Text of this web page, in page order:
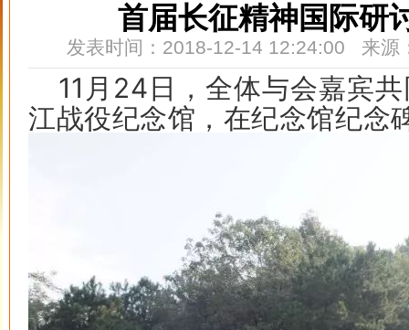
“伊斯兰国”黑客入侵美国中央司令部Twitter 2015-01-13
习近平：查处周永康等案件证明中共敢于直面问题 2015-01-14
习近平重要讲话释放反腐六大信号 2015-01-15
在公司混日子，伤害的是自己 2015-01-21
首届长征精神国际研
发表时间：2018-12-14 12:24:00 来
11月24日，全体与会嘉宾
江战役纪念馆，在纪念馆纪念